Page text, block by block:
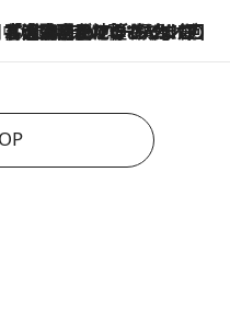
稲の勝手に再ブーム
2026.8.7
「湘南乃風に憧れて」観客大盛上がりの“タオル回し”に、ラッパー顔負けの高速歌唱まで…さだまさし（74）のアグレッシブすぎる現在地